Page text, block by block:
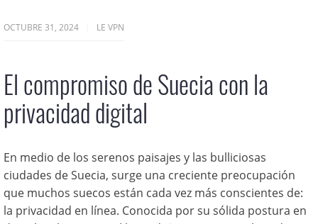
OCTUBRE 31, 2024 LE VPN
El compromiso de Suecia con la
privacidad digital
En medio de los serenos paisajes y las bulliciosas
ciudades de Suecia, surge una creciente preocupación
que muchos suecos están cada vez más conscientes de:
la privacidad en línea. Conocida por su sólida postura en